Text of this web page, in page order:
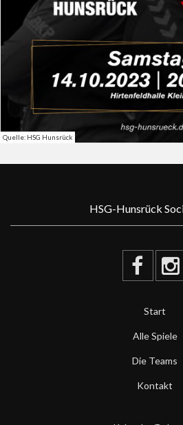
Quelle: HSG Hunsrück
HSG-Hunsrück
Start
Alle Spiele
Die Teams
Kontakt